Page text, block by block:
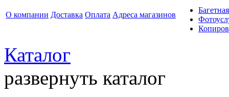
О компании Доставка Оплата Адреса магазинов
Каталог
развернуть каталог